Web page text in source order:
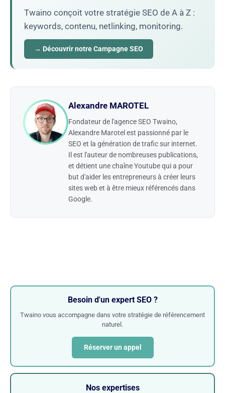
Twaino conçoit votre stratégie SEO de A à Z :
keywords, contenu, netlinking, monitoring.
→ Découvrir notre Campagne SEO
Alexandre MAROTEL
Fondateur de l'agence SEO Twaino,
Alexandre Marotel est passionné par le
SEO et la génération de trafic sur internet.
Il est l'auteur de nombreuses publications,
et détient une chaîne Youtube qui a pour
but d'aider les entrepreneurs à créer leurs
sites web et à être mieux référencés dans
Google.
Besoin d'un expert SEO ?
Twaino vous accompagne dans votre stratégie de référencement
naturel.
Réserver un appel
Nos expertises